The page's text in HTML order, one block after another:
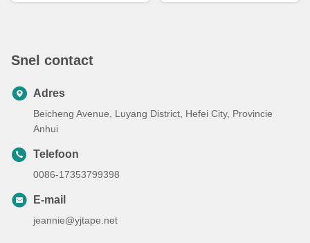
Snel contact
Adres
Beicheng Avenue, Luyang District, Hefei City, Provincie
Anhui
Telefoon
0086-17353799398
E-mail
jeannie@yjtape.net